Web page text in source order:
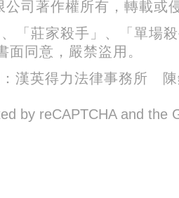
司著作權所有，轉載或
「莊家殺手」、「單場
面同意，嚴禁盜用。
漢英得力法律事務所 陳
by reCAPTCHA and the